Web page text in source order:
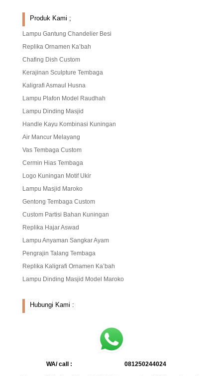
Produk Kami ;
Lampu Gantung Chandelier Besi
Replika Ornamen Ka’bah
Chafing Dish Custom
Kerajinan Sculpture Tembaga
Kaligrafi Asmaul Husna
Lampu Plafon Model Raudhah
Lampu Dinding Masjid
Handle Kayu Kombinasi Kuningan
Air Mancur Melayang
Vas Tembaga Custom
Cermin Hias Tembaga
Logo Kuningan Motif Ukir
Lampu Masjid Maroko
Gentong Tembaga Custom
Custom Partisi Bahan Kuningan
Replika Hajar Aswad
Lampu Anyaman Sangkar Ayam
Pengrajin Talang Tembaga
Replika Kaligrafi Ornamen Ka’bah
Lampu Dinding Masjid Model Maroko
Hubungi Kami :
WA/ call : 081250244024